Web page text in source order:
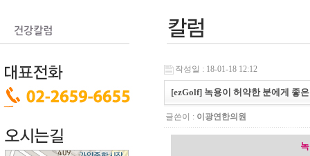
작성일 : 18-01-18 12:12
[ezGolf] 녹용이 허약한 분에게 좋
글쓴이 : 이광연한의원